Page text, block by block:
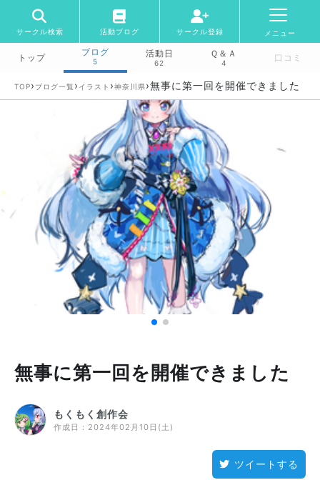
サークル検索 活動ブログ サークル登録 メニュー
トップ
ブログ
5
活動日
62
Ｑ＆Ａ
4 口コミ
TOP› ブログ一覧 › イラスト ›神奈川県›無事に第一回を開催できました
無事に第一回を開催できました
もくもく創作会
作成日： 2024年02月10日(土)
ツイートする